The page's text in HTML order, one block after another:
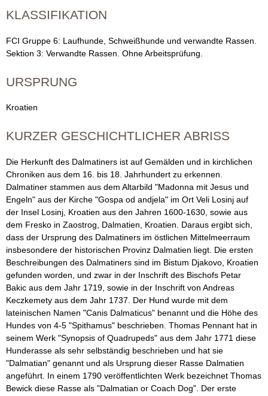
t
n
e
r
-
F
C
I
|
V
D
H
Z
u
c
KLASSIFIKATION
FCI Gruppe 6: Laufhunde, Schweißhunde und verwandte Rassen.
Sektion 3: Verwandte Rassen. Ohne Arbeitsprüfung.
URSPRUNG
Kroatien
KURZER GESCHICHTLICHER ABRISS
Die Herkunft des Dalmatiners ist auf Gemälden und in kirchlichen
Chroniken aus dem 16. bis 18. Jahrhundert zu erkennen.
Dalmatiner stammen aus dem Altarbild "Madonna mit Jesus und
Engeln" aus der Kirche "Gospa od andjela" im Ort Veli Losinj auf
der Insel Losinj, Kroatien aus den Jahren 1600-1630, sowie aus
dem Fresko in Zaostrog, Dalmatien, Kroatien. Daraus ergibt sich,
dass der Ursprung des Dalmatiners im östlichen Mittelmeerraum
insbesondere der historischen Provinz Dalmatien liegt. Die ersten
Beschreibungen des Dalmatiners sind im Bistum Djakovo, Kroatien
gefunden worden, und zwar in der Inschrift des Bischofs Petar
Bakic aus dem Jahr 1719, sowie in der Inschrift von Andreas
Keczkemety aus dem Jahr 1737. Der Hund wurde mit dem
lateinischen Namen "Canis Dalmaticus" benannt und die Höhe des
Hundes von 4-5 "Spithamus" beschrieben. Thomas Pennant hat in
seinem Werk "Synopsis of Quadrupeds" aus dem Jahr 1771 diese
Hunderasse als sehr selbständig beschrieben und hat sie
"Dalmatian" genannt und als Ursprung dieser Rasse Dalmatien
angeführt. In einem 1790 veröffentlichten Werk bezeichnet Thomas
Bewick diese Rasse als "Dalmatian or Coach Dog". Der erste